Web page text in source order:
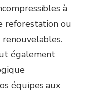
à
reforestation ou
également
équipes aux